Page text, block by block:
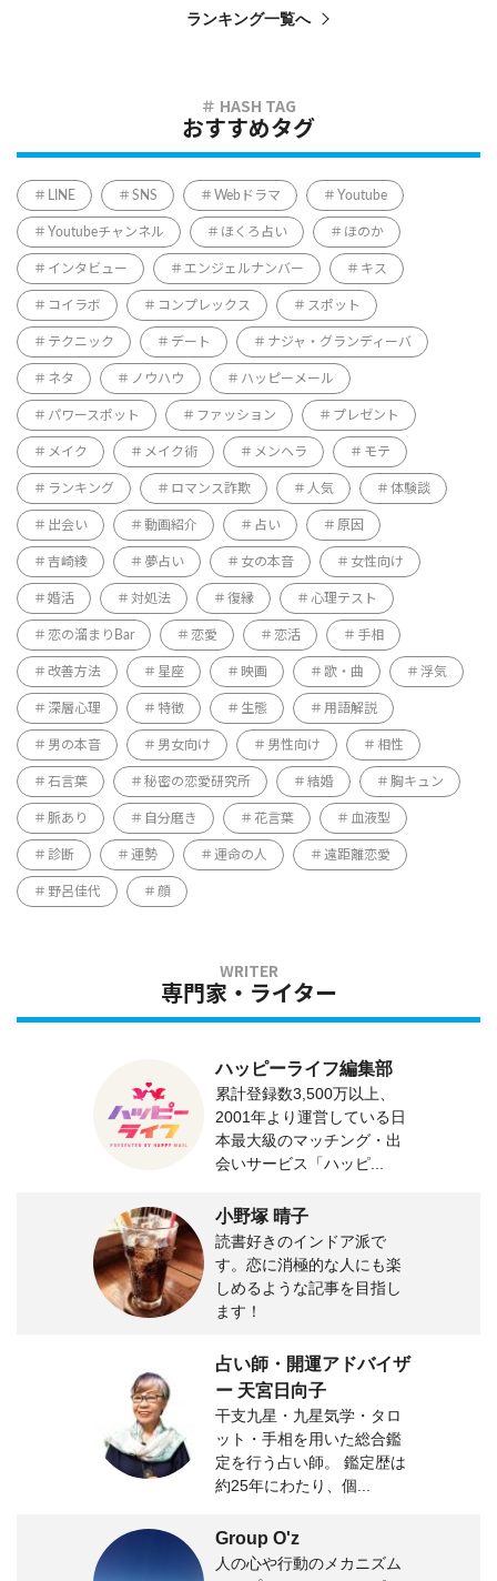
ランキング一覧へ
おすすめタグ
LINE SNS Webドラマ Youtube
Youtubeチャンネル ほくろ占い ほのか
インタビュー エンジェルナンバー キス
コイラボ コンプレックス スポット
テクニック デート ナジャ・グランディーバ
ネタ ノウハウ ハッピーメール
パワースポット ファッション プレゼント
メイク メイク術 メンヘラ モテ
ランキング ロマンス詐欺 人気 体験談
出会い 動画紹介 占い 原因
吉崎綾 夢占い 女の本音 女性向け
婚活 対処法 復縁 心理テスト
恋の溜まりBar 恋愛 恋活 手相
改善方法 星座 映画 歌・曲 浮気
深層心理 特徴 生態 用語解説
男の本音 男女向け 男性向け 相性
石言葉 秘密の恋愛研究所 結婚 胸キュン
脈あり 自分磨き 花言葉 血液型
診断 運勢 運命の人 遠距離恋愛
野呂佳代 顔
専門家・ライター
ハッピーライフ編集部
累計登録数3,500万以上、
2001年より運営している日
本最大級のマッチング・出
会いサービス「ハッピ...
小野塚 晴子
読書好きのインドア派で
す。恋に消極的な人にも楽
しめるような記事を目指し
ます！
占い師・開運アドバイザ
ー 天宮日向子
干支九星・九星気学・タロ
ット・手相を用いた総合鑑
定を行う占い師。 鑑定歴は
約25年にわたり、個...
Group O'z
人の心や行動のメカニズム